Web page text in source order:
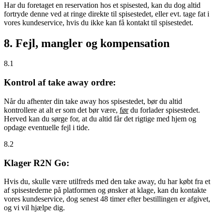
Har du foretaget en reservation hos et spisested, kan du dog altid
fortryde denne ved at ringe direkte til spisestedet, eller evt. tage fat i
vores kundeservice, hvis du ikke kan få kontakt til spisestedet.
8. Fejl, mangler og kompensation
8.1
Kontrol af take away ordre:
Når du afhenter din take away hos spisestedet, bør du altid
kontrollere at alt er som det bør være, førdu forlader spisestedet.
Herved kan du sørge for, at du altid får det rigtige med hjem og
opdage eventuelle fejl i tide.
8.2
Klager R2N Go:
Hvis du, skulle være utilfreds med den take away, du har købt fra et
af spisestederne på platformen og ønsker at klage, kan du kontakte
vores kundeservice, dog senest 48 timer efter bestillingen er afgivet,
og vi vil hjælpe dig.